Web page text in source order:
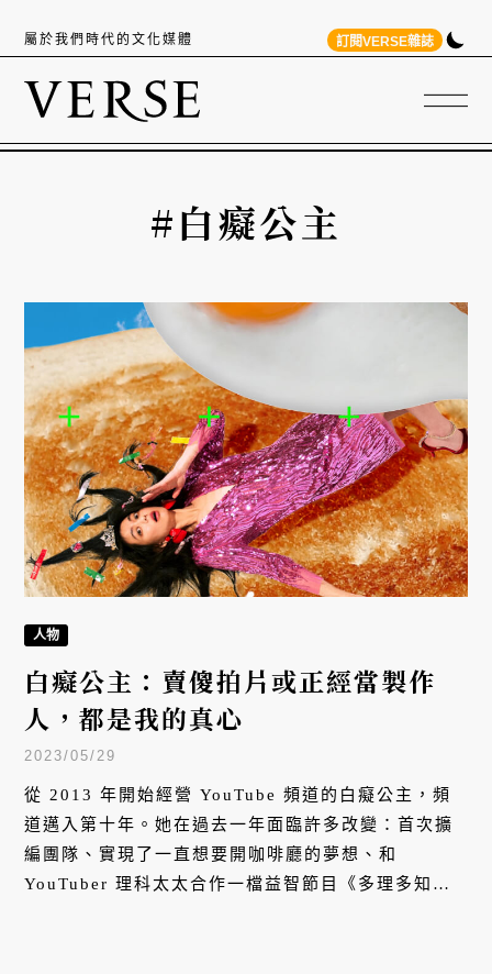
屬於我們時代的文化媒體 訂閱VERSE雜誌
#白癡公主
人物
白癡公主：賣傻拍片或正經當製作
人，都是我的真心
2023/05/29
從 2013 年開始經營 YouTube 頻道的白癡公主，頻
道邁入第十年。她在過去一年面臨許多改變：首次擴
編團隊、實現了一直想要開咖啡廳的夢想、和
YouTuber 理科太太合作一檔益智節目《多理多知》